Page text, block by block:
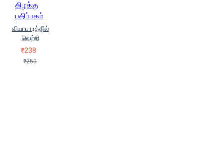
கிழக்கு
பதிப்பகம்
வியாபாரத்தில்
வெற்றி
₹238
₹250